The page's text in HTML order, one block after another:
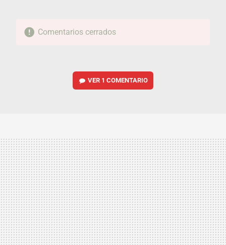
Comentarios cerrados
VER 1 COMENTARIO